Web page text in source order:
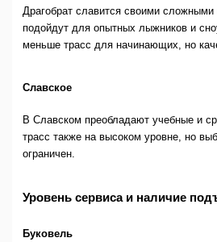
Драгобрат славится своими сложными
подойдут для опытных лыжников и
меньше трасс для начинающих, но
Славское
В Славском преобладают учебные и
трасс также на высоком уровне, но
ограничен.
Уровень сервиса и наличие
Буковель